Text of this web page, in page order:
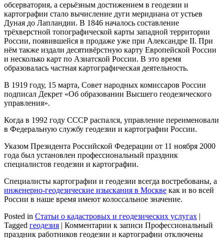
обсерватория, а серьёзным достижением в геодезии и
картографии стало вычисление дуги меридиана от устьев
Дуная до Лапландии. В 1846 началось составление
трёхверстной топографической карты западной территории
России, появившейся в продаже уже при Александре II. При
нём также издали десятивёрстную карту Европейской России
и несколько карт по Азиатской России. В это время
образовалась частная картографическая деятельность.
В 1919 году, 15 марта, Совет народных комиссаров России
подписал Декрет «Об образовании Высшего геодезического
управления».
Когда в 1992 году СССР распался, управление переименовали
в Федеральную службу геодезии и картографии России.
Указом Президента Российской Федерации от 11 ноября 2000
года был установлен профессиональный праздник
специалистов геодезии и картографии.
Специалисты картографии и геодезии всегда востребованы, а
инженерно-геодезические изыскания в Москве как и во всей
России в наше время имеют колоссальное значение.
Posted in Статьи о кадастровых и геодезических услугах |
Tagged геодезия | Комментарии к записи Профессиональный
праздник работников геодезии и картографии отключены